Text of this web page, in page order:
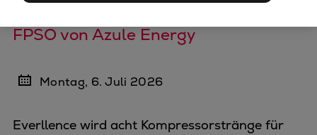
FPSO von Azule Energy
Montag, 6. Juli 2026
Everllence wird acht Kompressorstränge für